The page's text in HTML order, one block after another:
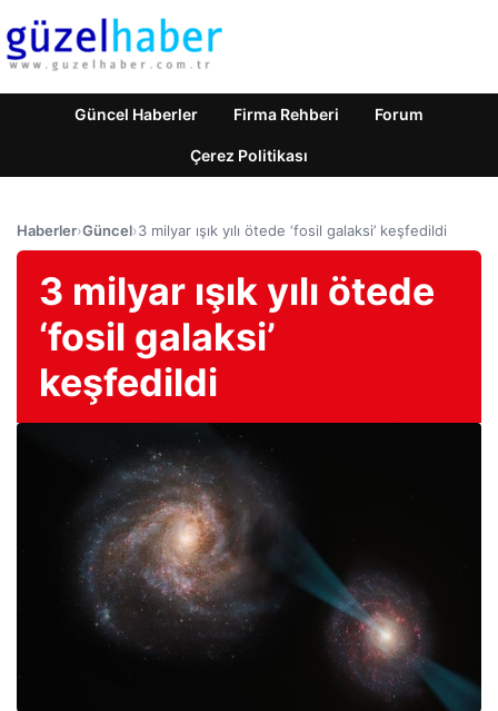
Güncel Haberler Firma Rehberi Forum
Çerez Politikası
Haberler›Güncel›3 milyar ışık yılı ötede ‘fosil galaksi’ keşfedildi
3 milyar ışık yılı ötede
‘fosil galaksi’
keşfedildi